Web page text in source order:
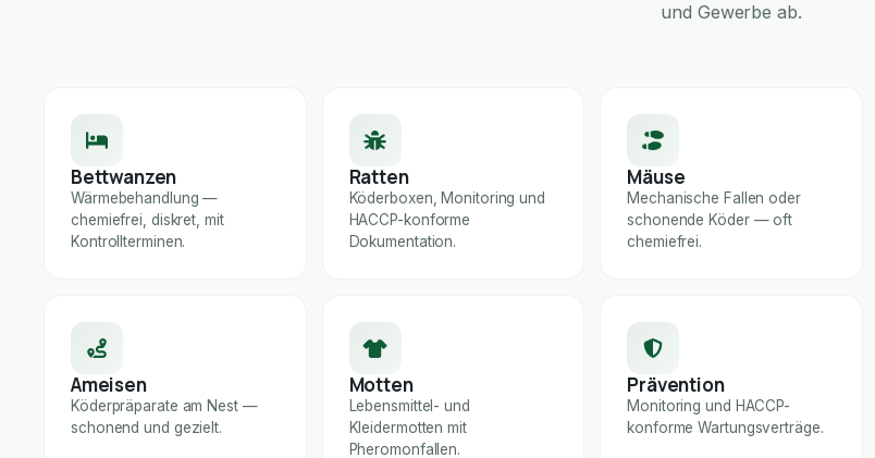
und Gewerbe ab.
Bettwanzen
Wärmebehandlung —
chemiefrei, diskret, mit
Kontrollterminen.
Ratten
Köderboxen, Monitoring und
HACCP-konforme
Dokumentation.
Mäuse
Mechanische Fallen oder
schonende Köder — oft
chemiefrei.
Ameisen
Köderpräparate am Nest —
schonend und gezielt.
Motten
Lebensmittel- und
Kleidermotten mit
Pheromonfallen.
Prävention
Monitoring und HACCP-
konforme Wartungsverträge.